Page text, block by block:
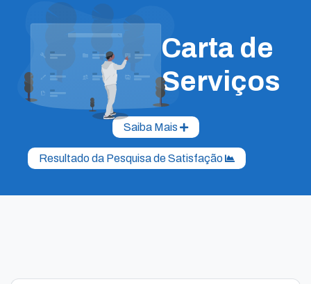
Carta de
Serviços
Saiba Mais
Resultado da Pesquisa de Satisfação